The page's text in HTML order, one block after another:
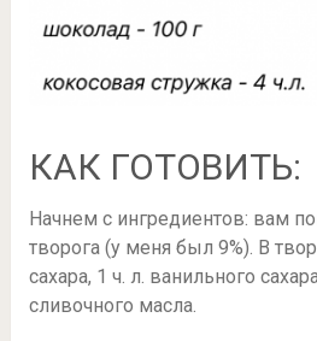
КАК ГОТОВИТЬ:
Начнем с ингредиентов: вам
творога (у меня был 9%). В
сахара, 1 ч. л. ванильного
сливочного масла.